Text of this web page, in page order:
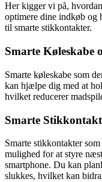
Her kigger vi på,
optimere dine indkøb og
til smarte stikkontakter.
Smarte Køleskabe
Smarte køleskabe som
kan hjælpe dig med at
hvilket reducerer
Smarte
Smarte stikkontakter
mulighed for at styre
smartphone. Du kan
slukkes, hvilket kan